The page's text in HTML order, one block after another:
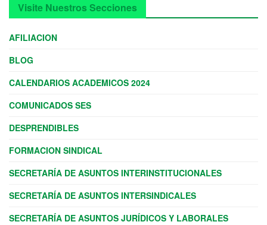
Visite Nuestros Secciones
AFILIACION
BLOG
CALENDARIOS ACADEMICOS 2024
COMUNICADOS SES
DESPRENDIBLES
FORMACION SINDICAL
SECRETARÍA DE ASUNTOS INTERINSTITUCIONALES
SECRETARÍA DE ASUNTOS INTERSINDICALES
SECRETARÍA DE ASUNTOS JURÍDICOS Y LABORALES